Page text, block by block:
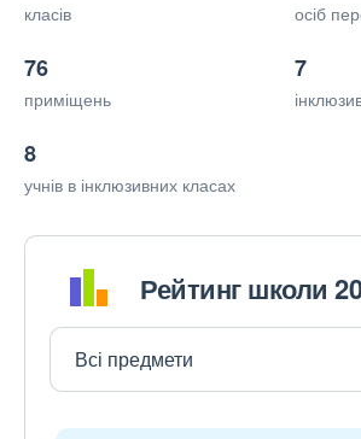
класів осіб
76
приміщень
7
8
учнів в інклюзивних класах
Рейтинг школи